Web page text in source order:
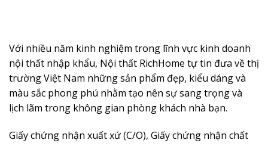
Với nhiều năm kinh nghiệm trong lĩnh vực kinh doanh
nội thất nhập khẩu, Nội thất RichHome tự tin đưa về thị
trường Việt Nam những sản phẩm đẹp, kiểu dáng và
màu sắc phong phú nhằm tạo nên sự sang trọng và
lịch lãm trong không gian phòng khách nhà bạn.
Giấy chứng nhận xuất xứ (C/O), Giấy chứng nhận chất